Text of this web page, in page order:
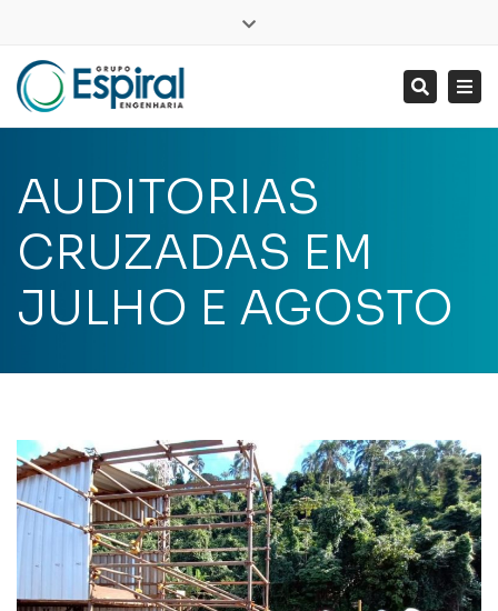
Search
AUDITORIAS
CRUZADAS EM
JULHO E AGOSTO